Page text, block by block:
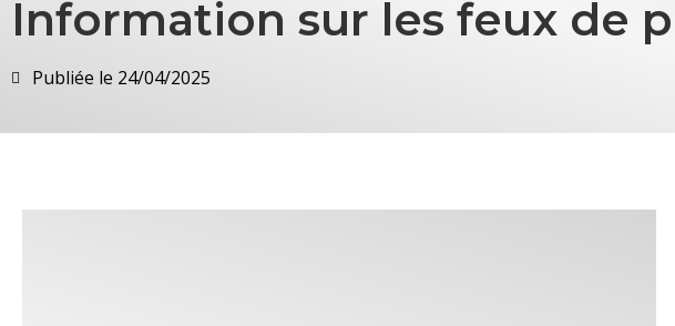
Information sur les feux de
Publiée le 24/04/2025